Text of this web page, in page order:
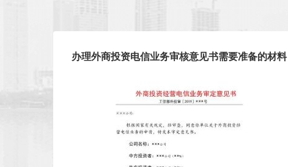
办理外商投资电信业务审核意见书需要准备的材料